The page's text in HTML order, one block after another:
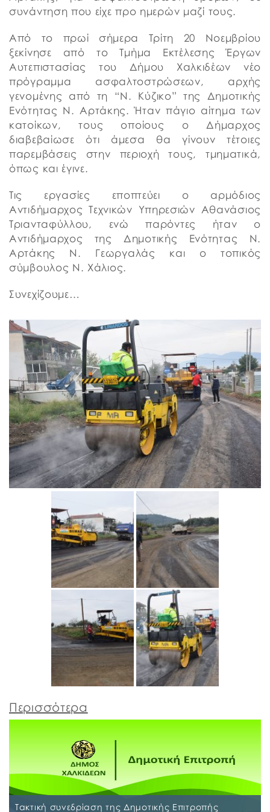
συνάντηση που είχε προ ημερών μαζί τους.
Από το πρωί σήμερα Τρίτη 20 Νοεμβρίου
ξεκίνησε από το Τμήμα Εκτέλεσης Έργων
Αυτεπιστασίας του Δήμου Χαλκιδέων νέο
πρόγραμμα ασφαλτοστρώσεων, αρχής
γενομένης από τη “Ν. Κύζικο” της Δημοτικής
Ενότητας Ν. Αρτάκης. Ήταν πάγιο αίτημα των
κατοίκων, τους οποίους ο Δήμαρχος
διαβεβαίωσε ότι άμεσα θα γίνουν τέτοιες
παρεμβάσεις στην περιοχή τους, τμηματικά,
όπως και έγινε.
Τις εργασίες εποπτεύει ο αρμόδιος
Αντιδήμαρχος Τεχνικών Υπηρεσιών Αθανάσιος
Τριανταφύλλου, ενώ παρόντες ήταν ο
Αντιδήμαρχος της Δημοτικής Ενότητας Ν.
Αρτάκης Ν. Γεωργαλάς και ο τοπικός
σύμβουλος Ν. Χάλιος.
Συνεχίζουμε…
Περισσότερα
Τακτική συνεδρίαση της Δημοτικής Επιτροπής